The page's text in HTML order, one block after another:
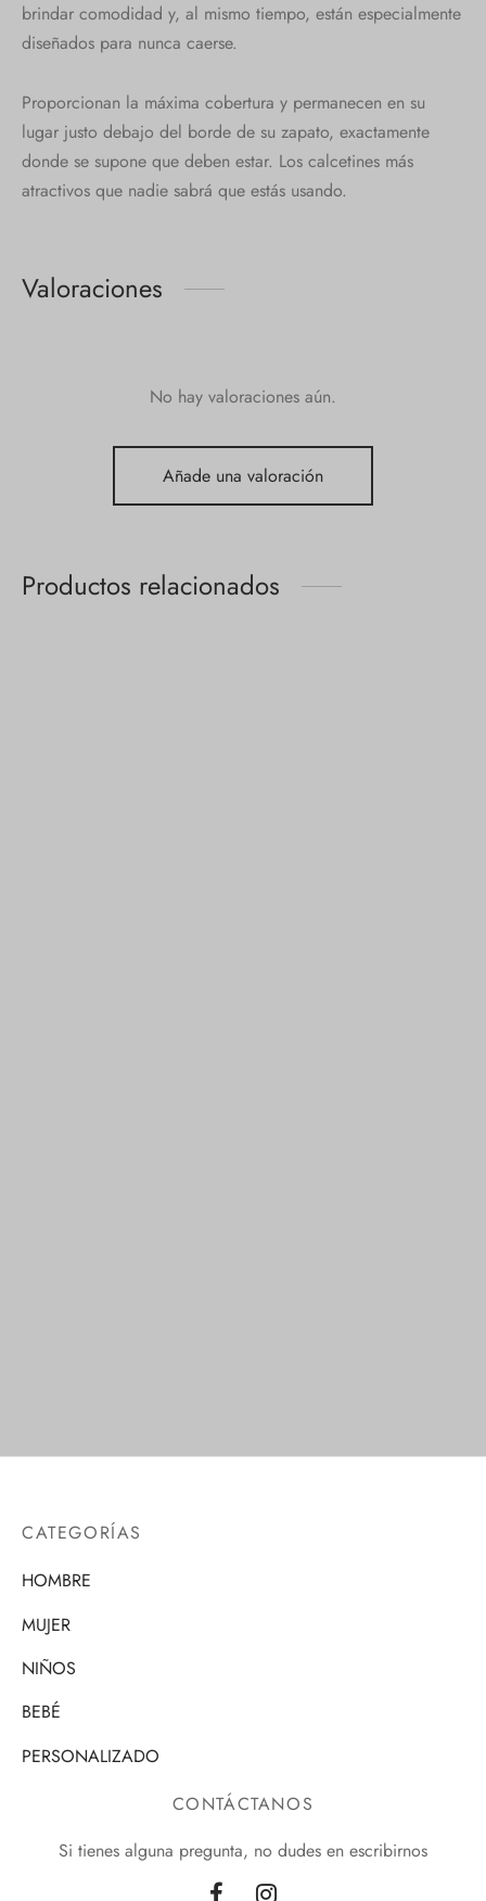
brindar comodidad y, al mismo tiempo, están especialmente
diseñados para nunca caerse.
Proporcionan la máxima cobertura y permanecen en su
lugar justo debajo del borde de su zapato, exactamente
donde se supone que deben estar. Los calcetines más
atractivos que nadie sabrá que estás usando.
Valoraciones
No hay valoraciones aún.
Añade una valoración
Productos relacionados
CATEGORÍAS
HOMBRE
MUJER
NIÑOS
BEBÉ
PERSONALIZADO
CONTÁCTANOS
Si tienes alguna pregunta, no dudes en escribirnos